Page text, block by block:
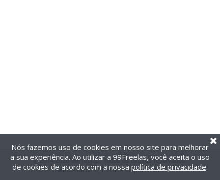
@2014-2026 99Freelas. Todos os direitos reservados.
Termos de uso| Política de privacidade
Nós fazemos uso de cookies em nosso site para melhorar
a sua experiência. Ao utilizar a 99Freelas, você aceita o uso
de cookies de acordo com a nossa política de privacidade.